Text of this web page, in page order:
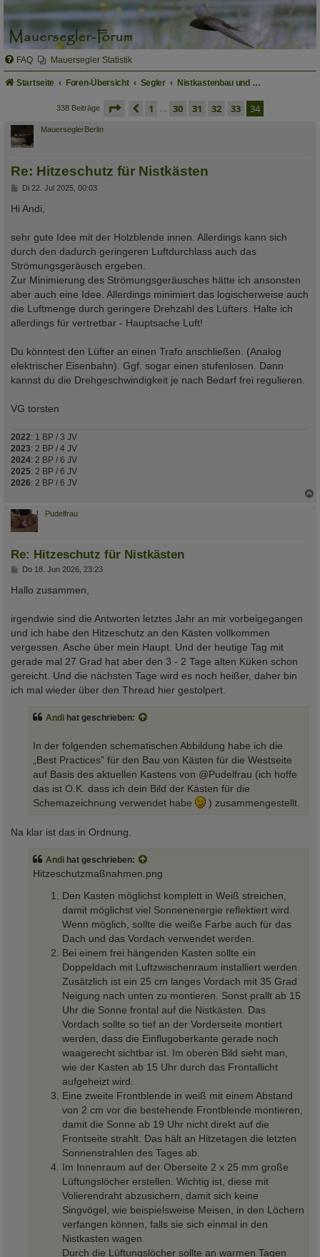
FAQ Mauersegler Statistik
Startseite Foren-Übersicht Segler Nistkastenbau und Verwendung fertiger Nistkästen
338 Beiträge seite 34 von 34
vorherige
1 30 31 32 33 34
MauerseglerBerlin
Re: Hitzeschutz für Nistkästen
B
i
t
a
g
Di 22. Jul 2025, 00:03
Hi Andi,
sehr gute Idee mit der Holzblende innen. Allerdings kann sich
durch den dadurch geringeren Luftdurchlass auch das
Strömungsgeräusch ergeben.
Zur Minimierung des Strömungsgeräusches hätte ich ansonsten
aber auch eine Idee. Allerdings minimiert das logischerweise auch
die Luftmenge durch geringere Drehzahl des Lüfters. Halte ich
allerdings für vertretbar - Hauptsache Luft!
Du könntest den Lüfter an einen Trafo anschließen. (Analog
elektrischer Eisenbahn). Ggf. sogar einen stufenlosen. Dann
kannst du die Drehgeschwindigkeit je nach Bedarf frei regulieren.
VG torsten
2022: 1 BP / 3 JV
2023: 2 BP / 4 JV
2024: 2 BP / 6 JV
2025: 2 BP / 6 JV
2026: 2 BP / 6 JV
Pudelfrau
Re: Hitzeschutz für Nistkästen
B
i
t
g
Do 18. Jun 2026, 23:23
Hallo zusammen,
irgendwie sind die Antworten letztes Jahr an mir vorbeigegangen
und ich habe den Hitzeschutz an den Kästen vollkommen
vergessen. Asche über mein Haupt. Und der heutige Tag mit
gerade mal 27 Grad hat aber den 3 - 2 Tage alten Küken schon
gereicht. Und die nächsten Tage wird es noch heißer, daher bin
ich mal wieder über den Thread hier gestolpert.
Andi hat geschrieben:
In der folgenden schematischen Abbildung habe ich die
„Best Practices” für den Bau von Kästen für die Westseite
auf Basis des aktuellen Kastens von @Pudelfrau (ich hoffe
das ist O.K. dass ich dein Bild der Kästen für die
Schemazeichnung verwendet habe
) zusammengestellt.
Na klar ist das in Ordnung.
Andi hat geschrieben:
Hitzeschutzmaßnahmen.png
Den Kasten möglichst komplett in Weiß streichen,
damit möglichst viel Sonnenenergie reflektiert wird.
Wenn möglich, sollte die weiße Farbe auch für das
Dach und das Vordach verwendet werden.
Bei einem frei hängenden Kasten sollte ein
Doppeldach mit Luftzwischenraum installiert werden.
Zusätzlich ist ein 25 cm langes Vordach mit 35 Grad
Neigung nach unten zu montieren. Sonst prallt ab 15
Uhr die Sonne frontal auf die Nistkästen. Das
Vordach sollte so tief an der Vorderseite montiert
werden, dass die Einflugoberkante gerade noch
waagerecht sichtbar ist. Im oberen Bild sieht man,
wie der Kasten ab 15 Uhr durch das Frontallicht
aufgeheizt wird.
Eine zweite Frontblende in weiß mit einem Abstand
von 2 cm vor die bestehende Frontblende montieren,
damit die Sonne ab 19 Uhr nicht direkt auf die
Frontseite strahlt. Das hält an Hitzetagen die letzten
Sonnenstrahlen des Tages ab.
Im Innenraum auf der Oberseite 2 x 25 mm große
Lüftungslöcher erstellen. Wichtig ist, diese mit
Volierendraht abzusichern, damit sich keine
Singvögel, wie beispielsweise Meisen, in den Löchern
verfangen können, falls sie sich einmal in den
Nistkasten wagen.
Durch die Lüftungslöcher sollte an warmen Tagen